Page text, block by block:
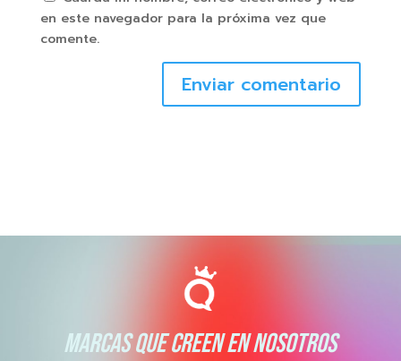
en este navegador para la próxima vez que
comente.
Enviar comentario
MARCAS QUE CREEN EN NOSOTROS